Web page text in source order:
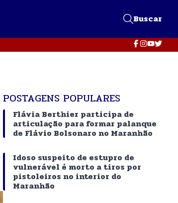
Buscar
POSTAGENS POPULARES
Flávia Berthier participa de
articulação para formar palanque
de Flávio Bolsonaro no Maranhão
Idoso suspeito de estupro de
vulnerável é morto a tiros por
pistoleiros no interior do
Maranhão